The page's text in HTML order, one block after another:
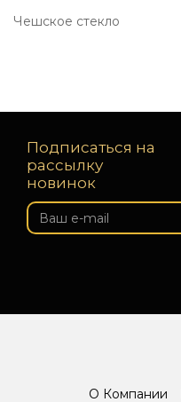
Чешское стекло
Подписаться на
рассылку
новинок
О Компании